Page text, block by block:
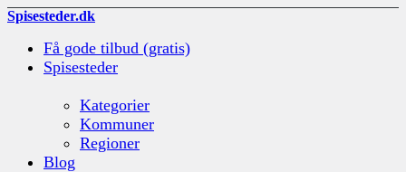
Spisesteder.dk
Få gode tilbud (gratis)
Spisesteder
Kategorier
Kommuner
Regioner
Blog